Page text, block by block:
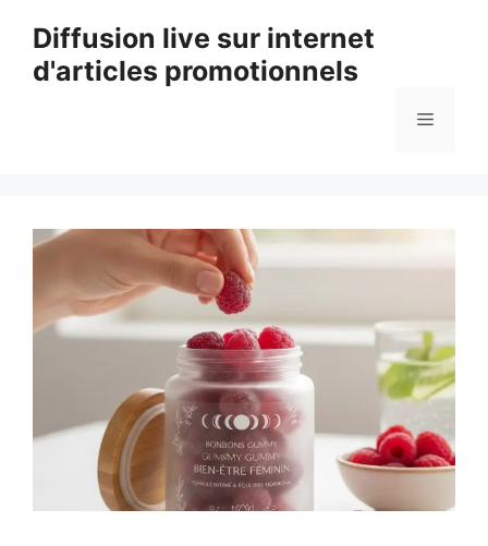
contenu
Diffusion live sur internet
d'articles promotionnels
Menu